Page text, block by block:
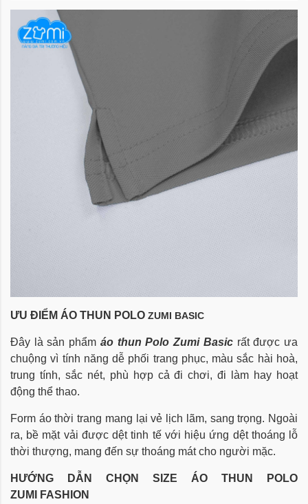
ƯU ĐIỂM ÁO THUN POLO ZUMI BASIC
Đây là sản phẩm áo thun Polo Zumi Basic rất được ưa
chuộng vì tính năng dễ phối trang phục, màu sắc hài hoà,
trung tính, sắc nét, phù hợp cả đi chơi, đi làm hay hoạt
động thể thao.
Form áo thời trang mang lại vẻ lịch lãm, sang trọng. Ngoài
ra, bề mặt vải được dệt tinh tế với hiệu ứng dệt thoáng lỗ
thời thượng, mang đến sự thoáng mát cho người mặc.
HƯỚNG DẪN CHỌN SIZE ÁO THUN POLO
ZUMI FASHION